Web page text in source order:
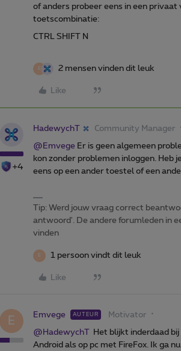
of anders probeer eens in een
toetscombinatie:
CTRL SHIFT N
E 2 mensen vinden dit leuk
Like
+4
HadewychT Community Manager
@Emvege Er is geen algemeen
kon zonder problemen inloggen. Heb
eens op een ander toestel of een
Tip: Werd jouw vraag correct
antwoord'. De andere forumleden in
vinden
E 1 persoon vindt dit leuk
Like
E Emvege AUTEUR Motivator
@HadewychT Het blijkt inderdaad
Android als op pc met FireFox. Ik ga